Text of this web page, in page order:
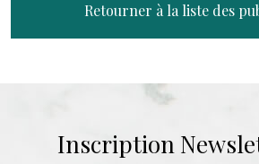
Retourner à la liste des
Inscription